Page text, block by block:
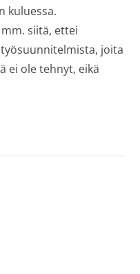
kuluessa.
siitä, ettei
joita
ei ole tehnyt, eikä